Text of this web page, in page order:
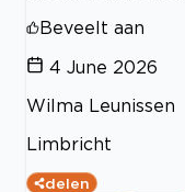
Beveelt aan
4 June 2026
Wilma Leunissen
Limbricht
delen